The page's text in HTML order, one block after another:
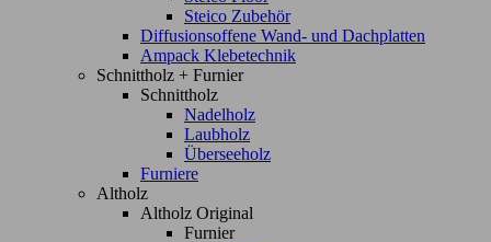
Steico Zubehör
Diffusionsoffene Wand- und Dachplatten
Ampack Klebetechnik
Schnittholz + Furnier
Schnittholz
Nadelholz
Laubholz
Überseeholz
Furniere
Altholz
Altholz Original
Furnier